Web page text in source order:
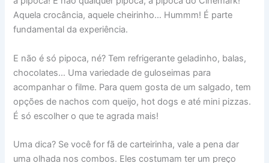
Aquela crocância, aquele cheirinho… Hummm! É parte
fundamental da experiência.
E não é só pipoca, né? Tem refrigerante geladinho, balas,
chocolates… Uma variedade de guloseimas para
acompanhar o filme. Para quem gosta de um salgado, tem
opções de nachos com queijo, hot dogs e até mini pizzas.
É só escolher o que te agrada mais!
Uma dica? Se você for fã de carteirinha, vale a pena dar
uma olhada nos combos. Eles costumam ter um preço